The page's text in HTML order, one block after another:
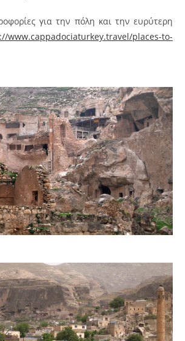
για την πόλη και την ευρύτερη
www.cappadociaturkey.travel/places-to-